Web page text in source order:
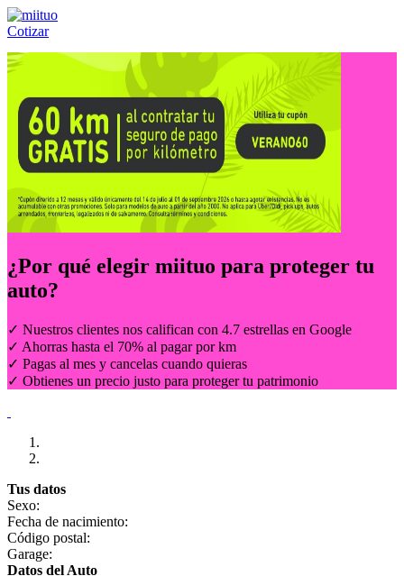
Cotizar
Llámanos al:(55) 84-21-05-00 ó
¿Por qué elegir miituo para proteger tu
auto?
✓ Nuestros clientes nos califican con 4.7 estrellas en Google
✓ Ahorras hasta el 70% al pagar por km
✓ Pagas al mes y cancelas cuando quieras
✓ Obtienes un precio justo para proteger tu patrimonio
Tus datos
Sexo:
Fecha de nacimiento:
Código postal:
Garage:
Datos del Auto